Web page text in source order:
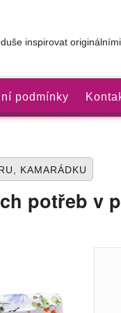
inspirovat
podmínky
KAMARÁDKU
potřeb v